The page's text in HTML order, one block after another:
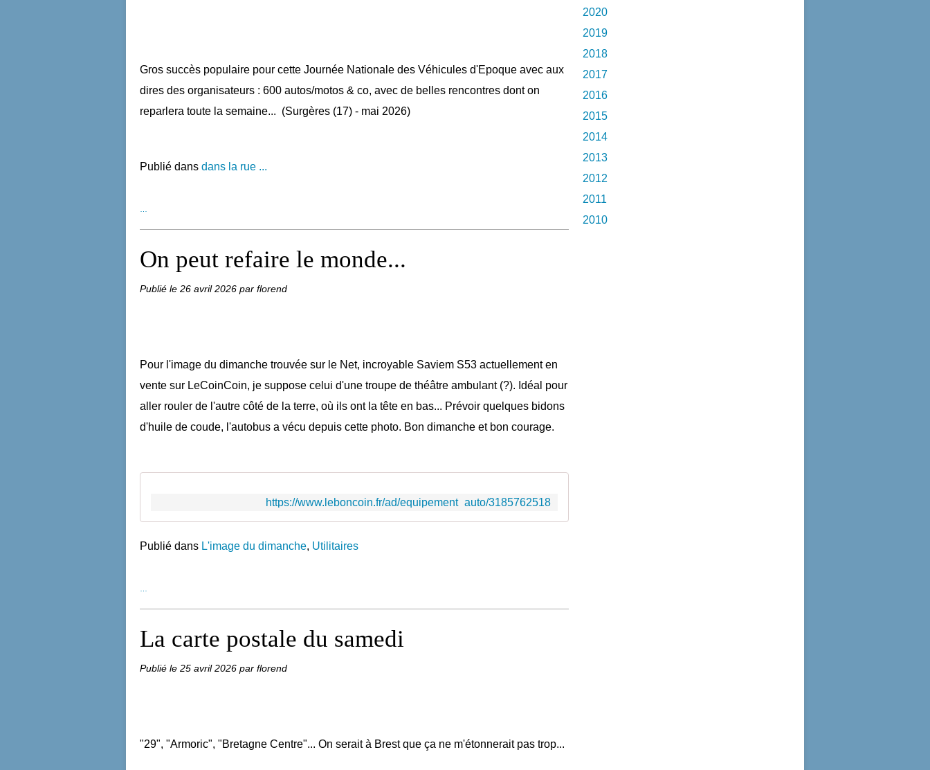
Gros succès populaire pour cette Journée Nationale des Véhicules d'Epoque avec aux
dires des organisateurs : 600 autos/motos & co, avec de belles rencontres dont on
reparlera toute la semaine... (Surgères (17) - mai 2026)
Publié dans dans la rue ...
On peut refaire le monde...
Publié le 26 avril 2026 par florend
Pour l'image du dimanche trouvée sur le Net, incroyable Saviem S53 actuellement en
vente sur LeCoinCoin, je suppose celui d'une troupe de théâtre ambulant (?). Idéal pour
aller rouler de l'autre côté de la terre, où ils ont la tête en bas... Prévoir quelques bidons
d'huile de coude, l'autobus a vécu depuis cette photo. Bon dimanche et bon courage.
https://www.leboncoin.fr/ad/equipement_auto/3185762518
Publié dans L'image du dimanche, Utilitaires
La carte postale du samedi
Publié le 25 avril 2026 par florend
"29", "Armoric", "Bretagne Centre"... On serait à Brest que ça ne m'étonnerait pas trop...
2020
2019
2018
2017
2016
2015
2014
2013
2012
2011
2010